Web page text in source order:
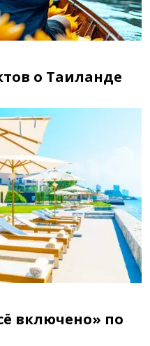
о Таиланде
включено» по